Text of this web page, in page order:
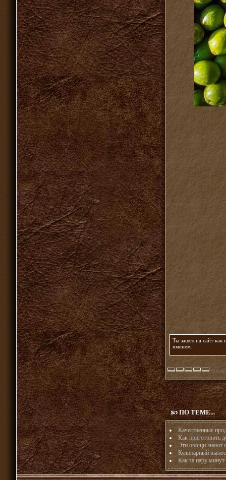
Ты зашел на сайт как
именем
ПО ТЕМЕ...
Качественные
Как приготовить
Эти овощи знают
Кулинарный
Как за пару минут